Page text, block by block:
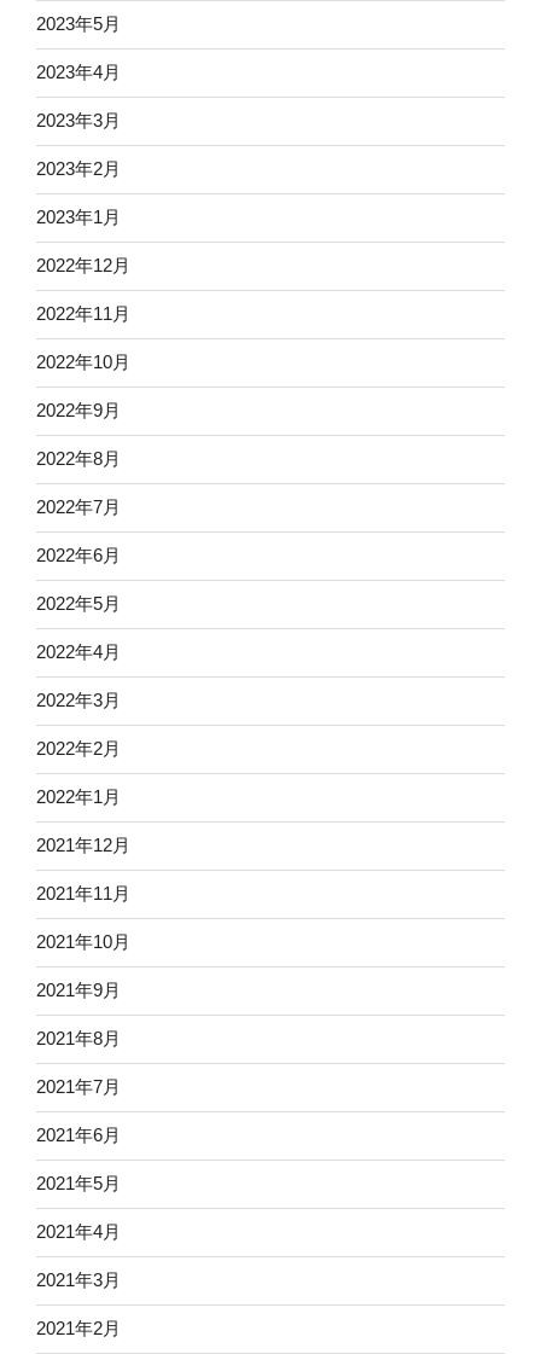
2023年5月
2023年4月
2023年3月
2023年2月
2023年1月
2022年12月
2022年11月
2022年10月
2022年9月
2022年8月
2022年7月
2022年6月
2022年5月
2022年4月
2022年3月
2022年2月
2022年1月
2021年12月
2021年11月
2021年10月
2021年9月
2021年8月
2021年7月
2021年6月
2021年5月
2021年4月
2021年3月
2021年2月